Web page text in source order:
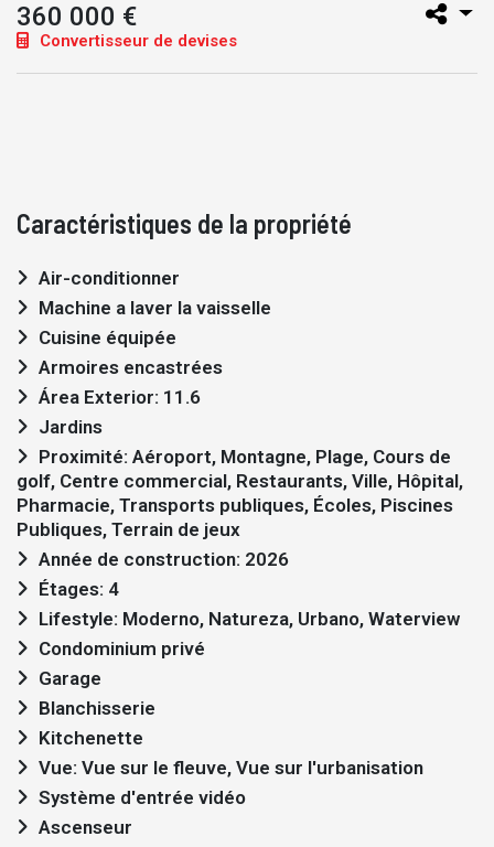
360 000 €
Convertisseur de devises
Caractéristiques de la propriété
Air-conditionner
Machine a laver la vaisselle
Cuisine équipée
Armoires encastrées
Área Exterior: 11.6
Jardins
golf, Centre commercial, Restaurants, Ville, Hôpital,
Pharmacie, Transports publiques, Écoles, Piscines
Publiques, Terrain de jeux
Année de construction: 2026
Étages: 4
Lifestyle: Moderno, Natureza, Urbano, Waterview
Condominium privé
Garage
Blanchisserie
Kitchenette
Vue: Vue sur le fleuve, Vue sur l'urbanisation
Système d'entrée vidéo
Ascenseur